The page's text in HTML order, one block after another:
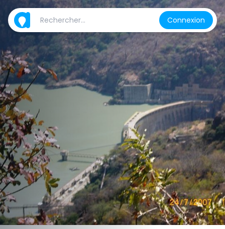
Connexion